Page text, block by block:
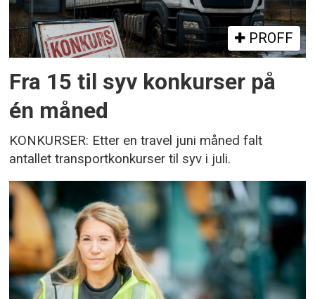
PROFF
Fra 15 til syv konkurser på
én måned
KONKURSER: Etter en travel juni måned falt
antallet transportkonkurser til syv i juli.